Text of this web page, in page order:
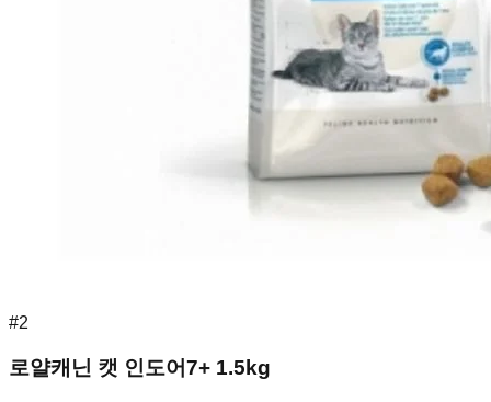
#2
로얄캐닌 캣 인도어7+ 1.5kg